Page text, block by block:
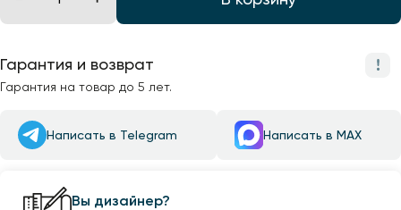
Гарантия и возврат
Гарантия на товар до 5 лет.
Написать в Telegram Написать в MAX
Вы дизайнер?